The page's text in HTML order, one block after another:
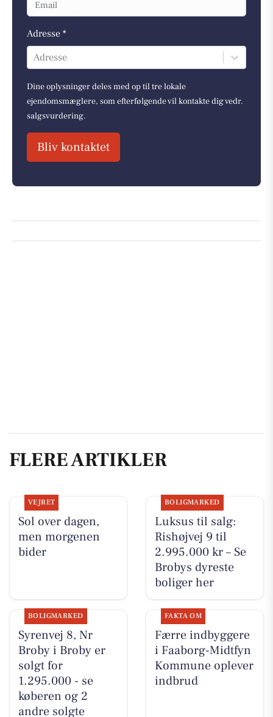
Adresse *
Adresse
Dine oplysninger deles med op til tre lokale
ejendomsmæglere, som efterfølgende vil kontakte dig vedr.
salgsvurdering.
Bliv kontaktet
FLERE ARTIKLER
VEJRET
Sol over dagen,
men morgenen
bider
BOLIGMARKED
Luksus til salg:
Rishøjvej 9 til
2.995.000 kr – Se
Brobys dyreste
boliger her
BOLIGMARKED
Syrenvej 8, Nr
Broby i Broby er
solgt for
1.295.000 - se
køberen og 2
andre solgte
FAKTA OM
Færre indbyggere
i Faaborg-Midtfyn
Kommune oplever
indbrud